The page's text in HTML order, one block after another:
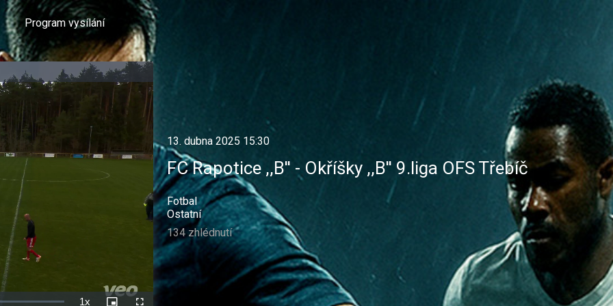
Program vysílání
1x
13. dubna 2025 15:30
FC Rapotice ,,B'' - Okříšky ,,B'' 9.liga OFS Třebíč
Fotbal
Ostatní
134 zhlédnutí